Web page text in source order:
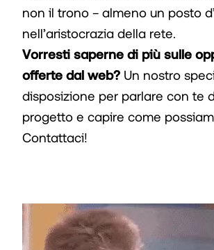
non il trono – almeno un posto
nell’aristocrazia della rete.
Vorresti saperne di più sulle
offerte dal web? Un nostro
disposizione per parlare con te
progetto e capire come
Contattaci!